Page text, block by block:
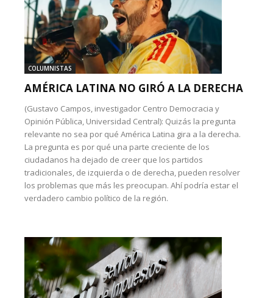
COLUMNISTAS
AMÉRICA LATINA NO GIRÓ A LA DERECHA
(Gustavo Campos, investigador Centro Democracia y
Opinión Pública, Universidad Central): Quizás la pregunta
relevante no sea por qué América Latina gira a la derecha.
La pregunta es por qué una parte creciente de los
ciudadanos ha dejado de creer que los partidos
tradicionales, de izquierda o de derecha, pueden resolver
los problemas que más les preocupan. Ahí podría estar el
verdadero cambio político de la región.